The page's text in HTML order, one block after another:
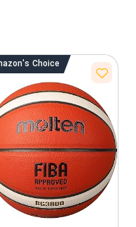
Choice